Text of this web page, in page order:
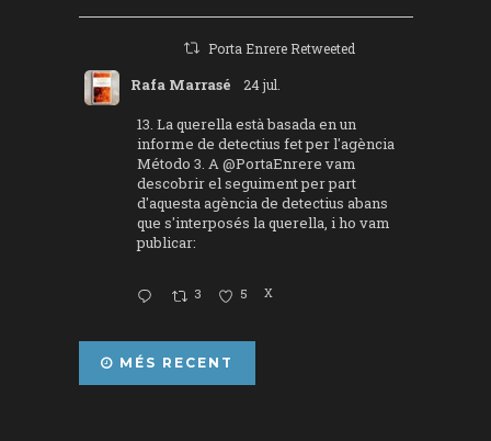
Porta Enrere Retweeted
Rafa Marrasé 24 jul.
13. La querella està basada en un
informe de detectius fet per l'agència
Método 3. A@PortaEnrere vam
descobrir el seguiment per part
d'aquesta agència de detectius abans
que s'interposés la querella, i ho vam
publicar:
3 5 X
MÉS RECENT